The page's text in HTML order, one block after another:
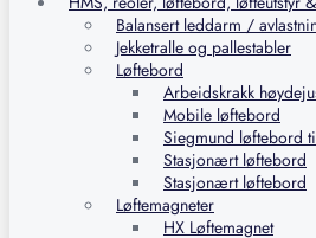
Balansert leddarm /
Jekketralle og pallestabler
Løftebord
Arbeidskrakk
Mobile løftebord
Siegmund løftebord
Stasjonært løftebord
Stasjonært løftebord
Løftemagneter
HX Løftemagnet